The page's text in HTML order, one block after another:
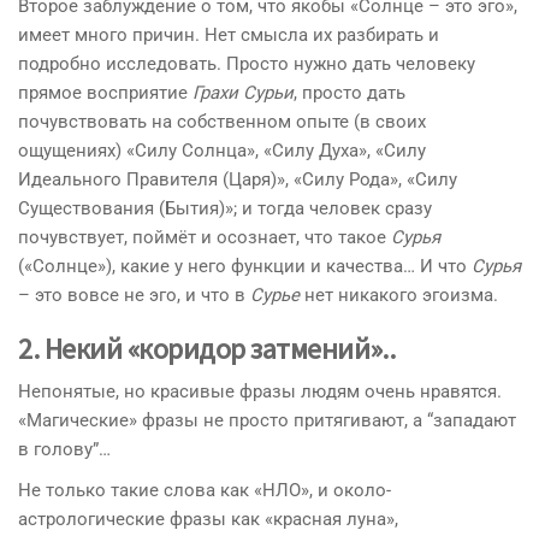
Второе заблуждение о том, что якобы «Солнце – это эго»,
имеет много причин. Нет смысла их разбирать и
подробно исследовать. Просто нужно дать человеку
прямое восприятие Грахи Сурьи, просто дать
почувствовать на собственном опыте (в своих
ощущениях) «Силу Солнца», «Силу Духа», «Силу
Идеального Правителя (Царя)», «Силу Рода», «Силу
Существования (Бытия)»; и тогда человек сразу
почувствует, поймёт и осознает, что такое Сурья
(«Солнце»), какие у него функции и качества… И что Сурья
– это вовсе не эго, и что в Сурьенет никакого эгоизма.
2. Некий «коридор затмений»..
Непонятые, но красивые фразы людям очень нравятся.
«Магические» фразы не просто притягивают, а “западают
в голову”…
Не только такие слова как «НЛО», и около-
астрологические фразы как «красная луна»,